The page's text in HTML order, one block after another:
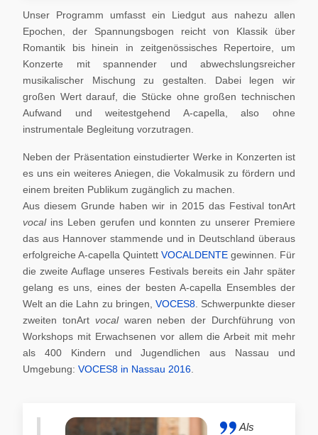
Unser Programm umfasst ein Liedgut aus nahezu allen
Epochen, der Spannungsbogen reicht von Klassik über
Romantik bis hinein in zeitgenössisches Repertoire, um
Konzerte mit spannender und abwechslungsreicher
musikalischer Mischung zu gestalten. Dabei legen wir
großen Wert darauf, die Stücke ohne großen technischen
Aufwand und weitestgehend A-capella, also ohne
instrumentale Begleitung vorzutragen.
Neben der Präsentation einstudierter Werke in Konzerten ist
es uns ein weiteres Aniegen, die Vokalmusik zu fördern und
einem breiten Publikum zugänglich zu machen.
Aus diesem Grunde haben wir in 2015 das Festival tonArt
vocal ins Leben gerufen und konnten zu unserer Premiere
das aus Hannover stammende und in Deutschland überaus
erfolgreiche A-capella Quintett VOCALDENTE gewinnen. Für
die zweite Auflage unseres Festivals bereits ein Jahr später
gelang es uns, eines der besten A-capella Ensembles der
Welt an die Lahn zu bringen, VOCES8. Schwerpunkte dieser
zweiten tonArt vocalwaren neben der Durchführung von
Workshops mit Erwachsenen vor allem die Arbeit mit mehr
als 400 Kindern und Jugendlichen aus Nassau und
Umgebung: VOCES8 in Nassau 2016
Als